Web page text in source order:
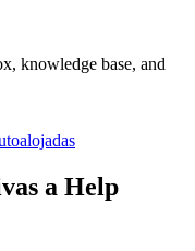
knowledge base, and
a Help